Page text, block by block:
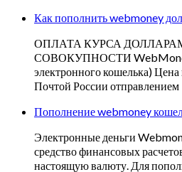
Как пополнить webmoney
ОПЛАТА КУРСА
СОВОКУПНОСТИ WebMoney
электронного кошелька)
Почтой России
Пополнение webmoney
Электронные деньги
средство финансовых
настоящую валюту. Для